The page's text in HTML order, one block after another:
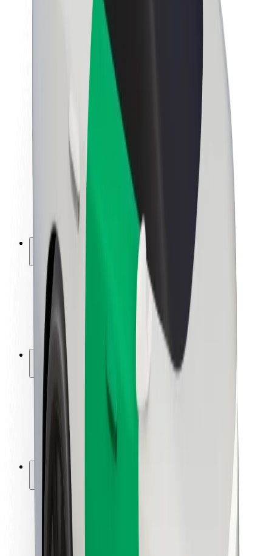
Bolt ja kestlikkus
Nullprojekt
Kaubamärgi suunised
Missioon
Investorsuhted
Juhtkond
Bränd
Meedia
Urban Fund
Ohutus
Sõitjate ohutus
Juhtide ohutus
Tõukerattaohutus
Safety Lab
Linnad
Asukohad
Lahendused linnadele
Lennujaamad
Bolti laadimisdokid
Juhtidele
Kulleritele